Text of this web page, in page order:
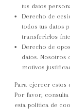
tus datos
Derecho de
todos tus datos
transferirlos
Derecho de
datos. Nosotros
motivos
Para ejercer estos
Por favor,
esta política de